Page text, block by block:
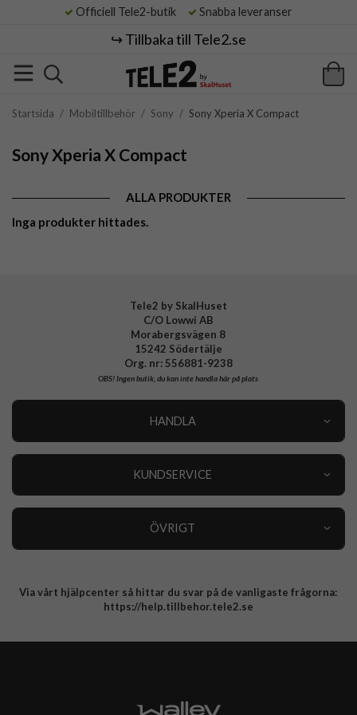
Officiell Tele2-butik Snabba leveranser
↪️ Tillbaka till Tele2.se
Startsida / Mobiltillbehör / Sony / Sony Xperia X Compact
Sony Xperia X Compact
ALLA PRODUKTER
Inga produkter hittades.
Tele2 by SkalHuset
C/O Lowwi AB
Morabergsvägen 8
15242 Södertälje
Org. nr: 556881-9238
OBS!Ingen butik, du kan inte handla här på plats
HANDLA
KUNDSERVICE
ÖVRIGT
Integritetspolicy
Via vårt hjälpcenter så hittar du svar på de vanligaste frågorna:
https://help.tillbehor.tele2.se